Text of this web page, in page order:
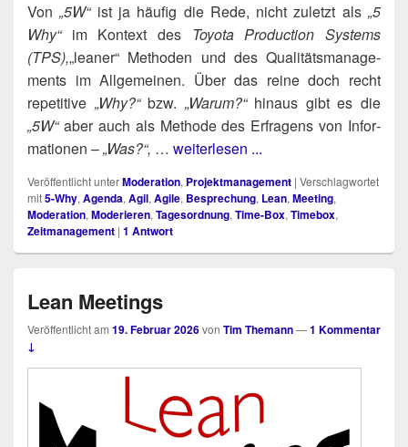
Von„5W“ist ja häu­fig die Rede, nicht zuletzt als„5
Why“im Kon­text des
Toyo­ta Pro­duc­tion Sys­tems
(TPS),„lea­ner“ Metho­den und des Qua­li­täts­ma­nage­
ments im All­ge­mei­nen. Über das rei­ne doch recht
repe­ti­ti­ve „Why?“bzw. „War­um?“hin­aus gibt es die
„5W“aber auch als Metho­de des Erfra­gens von Infor­
ma­tio­nen –„Was?“, … weiterlesen ...
Veröffentlicht unterModeration, Projektmanagement | Verschlagwortet
mit5-Why, Agenda, Agil, Agile, Besprechung, Lean, Meeting,
Moderation, Moderieren, Tagesordnung, Time-Box, Timebox,
Zeitmanagement | 1 Antwort
Lean Meetings
Veröffentlicht am 19. Februar 2026von Tim Themann—1 Kommentar
↓